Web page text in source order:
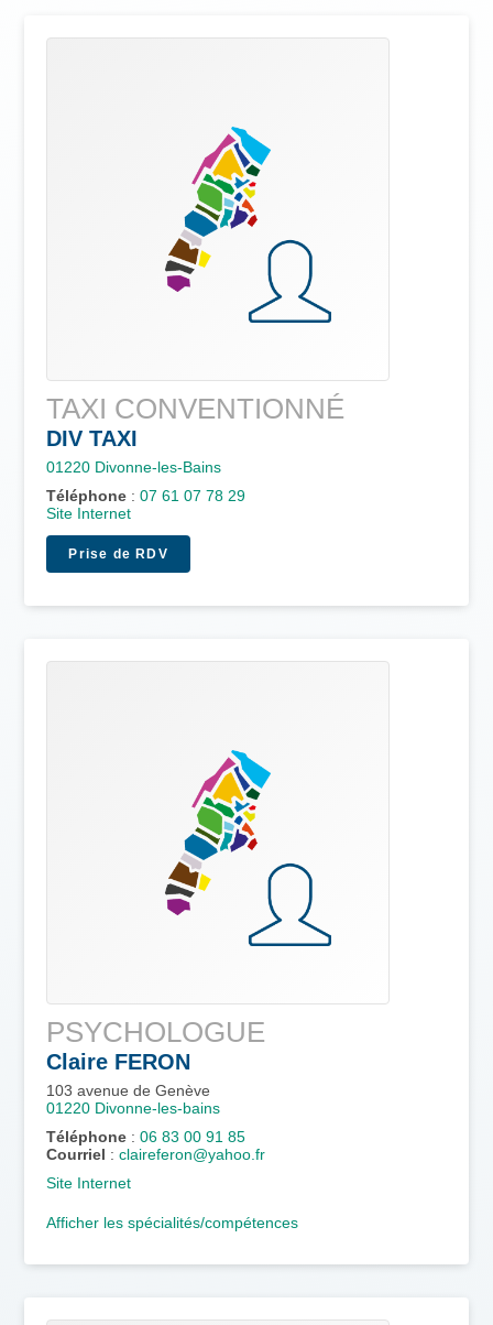
TAXI CONVENTIONNÉ
DIV TAXI
01220 Divonne-les-Bains
Téléphone : 07 61 07 78 29
Site Internet
Prise de RDV
PSYCHOLOGUE
Claire FERON
103 avenue de Genève
01220 Divonne-les-bains
Téléphone : 06 83 00 91 85
Courriel : claireferon@yahoo.fr
Site Internet
Afficher les spécialités/compétences